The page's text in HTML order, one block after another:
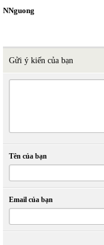
NNguong
Gửi ý kiến của bạn
Tên của bạn
Email của bạn